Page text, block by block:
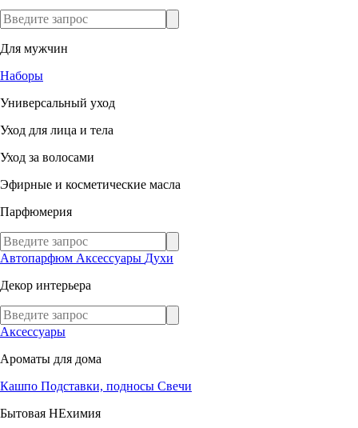
Для мужчин
Наборы
Универсальный уход
Уход для лица и тела
Уход за волосами
Эфирные и косметические масла
Парфюмерия
Автопарфюм Аксессуары Духи
Декор интерьера
Аксессуары
Ароматы для дома
Кашпо Подставки, подносы Свечи
Бытовая НЕхимия